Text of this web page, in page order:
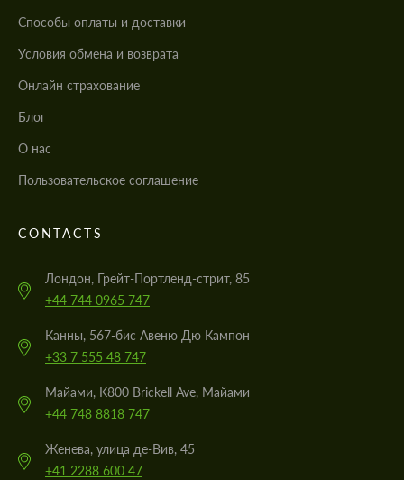
Cпособы оплаты и доставки
Условия обмена и возврата
Онлайн страхование
Блог
О нас
Пользовательское соглашение
CONTACTS
Лондон, Грейт-Портленд-стрит, 85
+44 744 0965 747
Канны, 567-бис Авеню Дю Кампон
+33 7 555 48 747
Майами, K800 Brickell Ave, Майами
+44 748 8818 747
Женева, улица де-Вив, 45
+41 2288 600 47